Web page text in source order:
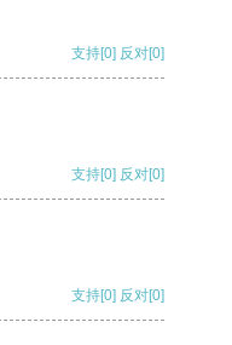
支持[0] 反对[0]
支持[0] 反对[0]
支持[0] 反对[0]